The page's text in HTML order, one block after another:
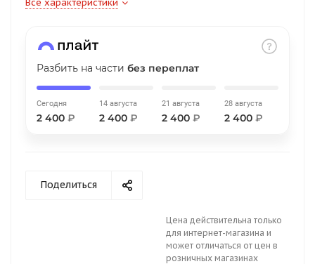
Все характеристики
Разбить на части без переплат
Сегодня
2 400 ₽
14 августа
2 400 ₽
21 августа
2 400 ₽
28 августа
2 400 ₽
Поделиться
Цена действительна только
для интернет-магазина и
может отличаться от цен в
розничных магазинах